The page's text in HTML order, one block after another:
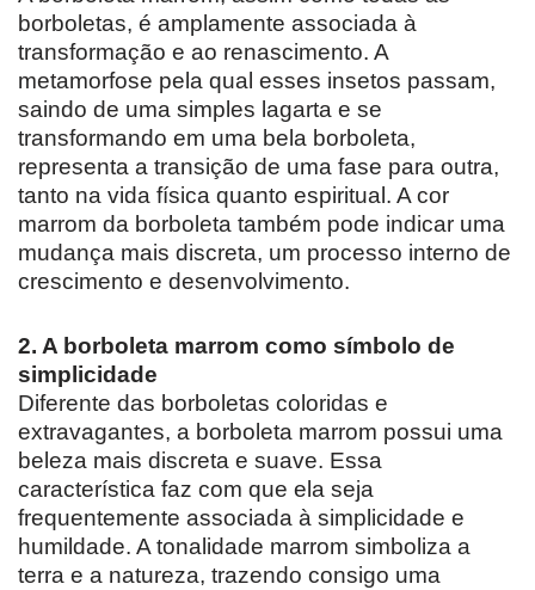
borboletas, é amplamente associada à
transformação e ao renascimento. A
metamorfose pela qual esses insetos passam,
saindo de uma simples lagarta e se
transformando em uma bela borboleta,
representa a transição de uma fase para outra,
tanto na vida física quanto espiritual. A cor
marrom da borboleta também pode indicar uma
mudança mais discreta, um processo interno de
crescimento e desenvolvimento.
2. A borboleta marrom como símbolo de
simplicidade
Diferente das borboletas coloridas e
extravagantes, a borboleta marrom possui uma
beleza mais discreta e suave. Essa
característica faz com que ela seja
frequentemente associada à simplicidade e
humildade. A tonalidade marrom simboliza a
terra e a natureza, trazendo consigo uma